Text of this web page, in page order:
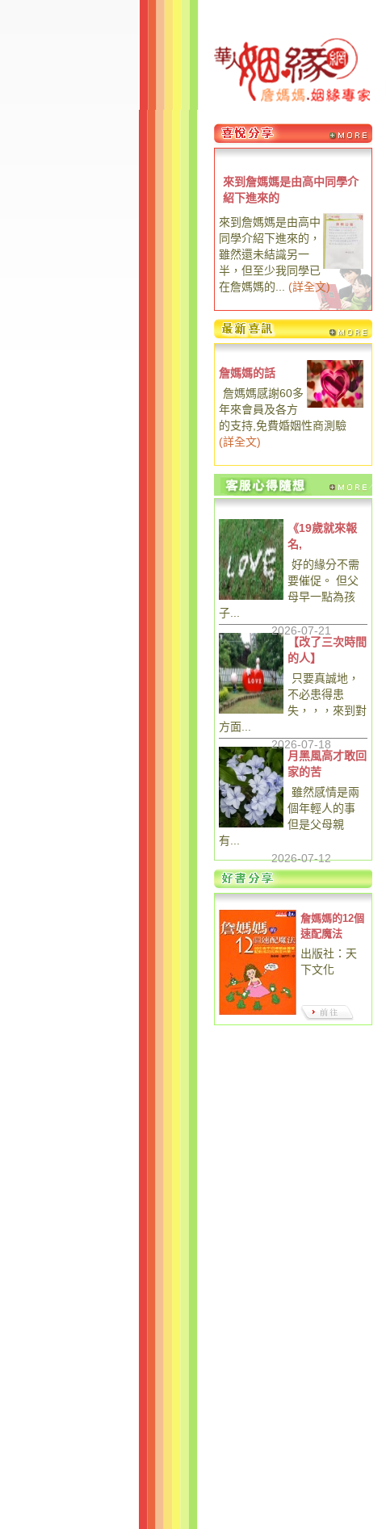
來到詹媽媽是由高中同學介
紹下進來的
來到詹媽媽是由高中
同學介紹下進來的，
雖然還未結識另一
半，但至少我同學已
在詹媽媽的...
(詳全文)
詹媽媽的話
詹媽媽感謝60多
年來會員及各方
的支持,免費婚姻性商測驗
(詳全文)
《19歲就來報
名,
好的緣分不需
要催促。 但父
母早一點為孩
子...
2026-07-21
【改了三次時間
的人】
只要真誠地，
不必患得患
失，，，來到對
方面...
2026-07-18
月黑風高才敢回
家的苦
雖然感情是兩
個年輕人的事
但是父母親
有...
2026-07-12
詹媽媽的12個
速配魔法
出版社：天
下文化